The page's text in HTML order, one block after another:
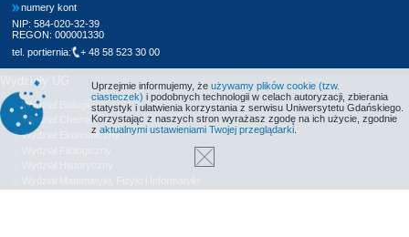
numery kont
NIP: 584-020-32-39
REGON: 000001330
tel. portiernia:
+ 48 58 523 30 00
Wydziały UG
Wydział Biologii
Wydział Chemii
Wydział Ekonomiczny
Uprzejmie informujemy, że używamy plików cookie (tzw.
ciasteczek) i podobnych technologii w celach autoryzacji, zbierania
statystyk i ułatwienia korzystania z serwisu Uniwersytetu Gdańskiego.
Korzystając z naszych stron wyrażasz zgodę na ich użycie, zgodnie
z aktualnymi ustawieniami Twojej przeglądarki